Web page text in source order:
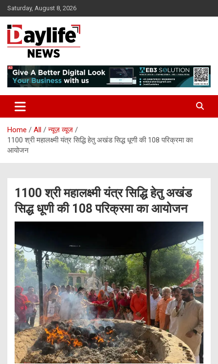
Skip
to
content
Saturday, August 8, 2026
daylifenews
Home All
न्यूज़ व्यूज
1100 श्री महालक्ष्मी यंत्र सिद्धि हेतु अखंड सिद्ध धूणी की 108 परिक्रमा का
आयोजन
1100 श्री महालक्ष्मी यंत्र सिद्धि हेतु अखंड
सिद्ध धूणी की 108 परिक्रमा का आयोजन